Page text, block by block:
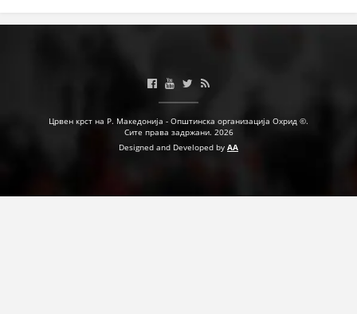
ПРИРАЧНИЦИ
ЕДУКАТИВНО ИНФОРМАТИВНИ МАТЕРИЈАЛИ
Црвен крст на Р. Македонија - Општинска организација Охрид ©.
Сите права задржани. 2026
Designed and Developed by AA